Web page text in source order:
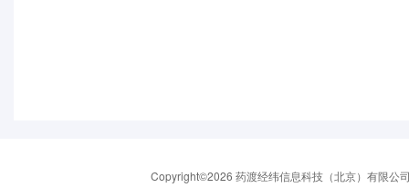
Copyright©2026 药渡经纬信息科技（北京）有限公